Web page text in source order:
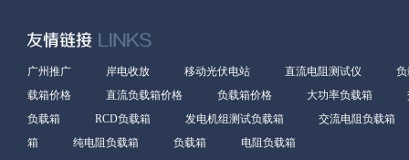
广州推广 岸电收放 移动光伏电站 直流电阻测试仪
载箱价格
直流负载箱价格 负载箱价格 大功率负载箱
负载箱
RCD负载箱 发电机组测试负载箱
交流电阻负载箱
箱
纯电阻负载箱 负载箱 电阻负载箱